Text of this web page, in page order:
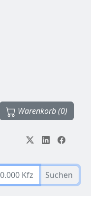
Warenkorb (0)
Suchen